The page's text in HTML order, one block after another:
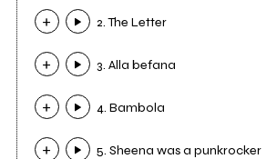
2. The Letter
3. Alla befana
4. Bambola
5. Sheena was a punkrocker